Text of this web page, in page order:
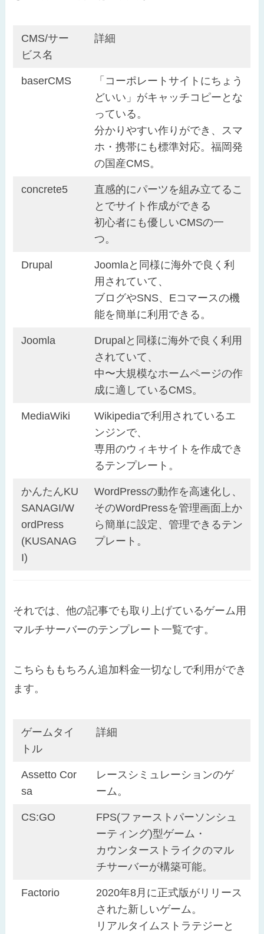
CMS/サー
ビス名
詳細
baserCMS
「コーポレートサイトにちょう
どいい」がキャッチコピーとな
っている。
分かりやすい作りができ、スマ
ホ・携帯にも標準対応。福岡発
の国産CMS。
concrete5
直感的にパーツを組み立てるこ
とでサイト作成ができる
初心者にも優しいCMSの一
つ。
Drupal
Joomlaと同様に海外で良く利
用されていて、
ブログやSNS、Eコマースの機
能を簡単に利用できる。
Joomla
Drupalと同様に海外で良く利用
されていて、
中〜大規模なホームページの作
成に適しているCMS。
MediaWiki
Wikipediaで利用されているエ
ンジンで、
専用のウィキサイトを作成でき
るテンプレート。
かんたんKU
SANAGI/W
ordPress
(KUSANAG
I)
WordPressの動作を高速化し、
そのWordPressを管理画面上か
ら簡単に設定、管理できるテン
プレート。
それでは、他の記事でも取り上げているゲーム用
マルチサーバーのテンプレート一覧です。
こちらももちろん追加料金一切なしで利用ができ
ます。
ゲームタイ
トル
詳細
Assetto Cor
sa
レースシミュレーションのゲ
ーム。
CS:GO
FPS(ファーストパーソンシュ
ーティング)型ゲーム・
カウンターストライクのマル
チサーバーが構築可能。
Factorio
2020年8月に正式版がリリース
された新しいゲーム。
リアルタイムストラテジーと